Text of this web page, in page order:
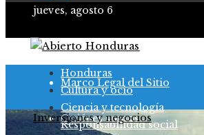
jueves, agosto 6
Política de Privacidad
Marco Legal del Sitio
Quiénes somos
Honduras
Cultura y ocio
Ciencia y tecnología
Responsabilidad social
Inversiones y negocios